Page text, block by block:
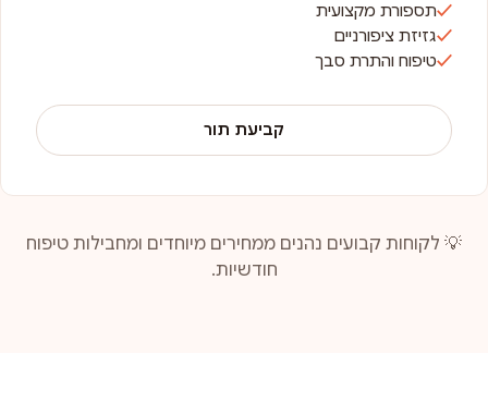
תספורת מקצועית
גזיזת ציפורניים
טיפוח והתרת סבך
קביעת תור
💡 לקוחות קבועים נהנים ממחירים מיוחדים ומחבילות טיפוח
חודשיות.